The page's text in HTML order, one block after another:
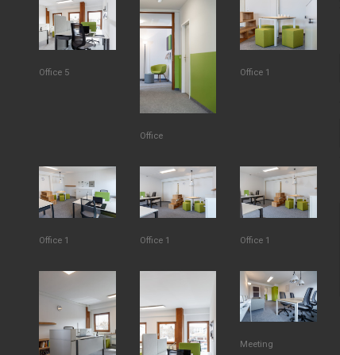
Office 5
Office
Office 1
Office 1 Office 1 Office 1
Meeting